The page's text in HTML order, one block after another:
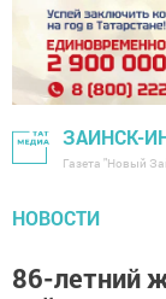
ЗАИНСК-
Газета "Новый
НОВОСТИ
86-летний